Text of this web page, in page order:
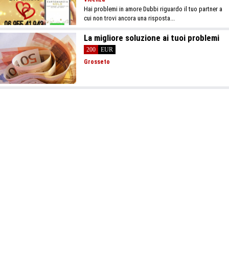
Hai problemi in amore Dubbi riguardo il tuo partner a
cui non trovi ancora una risposta...
La migliore soluzione ai tuoi problemi
200
EUR
Grosseto